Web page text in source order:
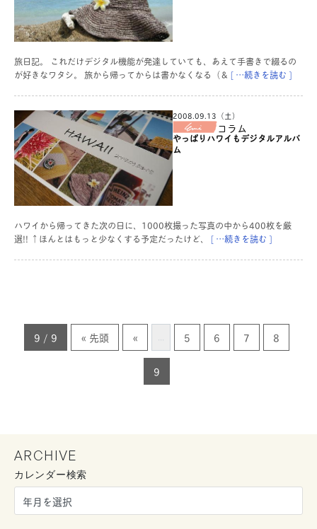
旅日記。 これだけデジタル機能が発達していても、あえて手書きで綴るの
が好きなワタシ。 旅から帰ってからは書かなくなる（＆ [ …続きを読む ]
2008.09.13（土）
コラム
やっぱりハワイもデジタルアルバ
ム
ハワイから帰ってきた次の日に、1000枚撮った写真の中から400枚を厳
選!! ↑ほんとはもっと少なくする予定だったけど、
[ …続きを読む ]
9 / 9 « 先頭 « ... 5 6 7 8
9
ARCHIVE
カレンダー検索